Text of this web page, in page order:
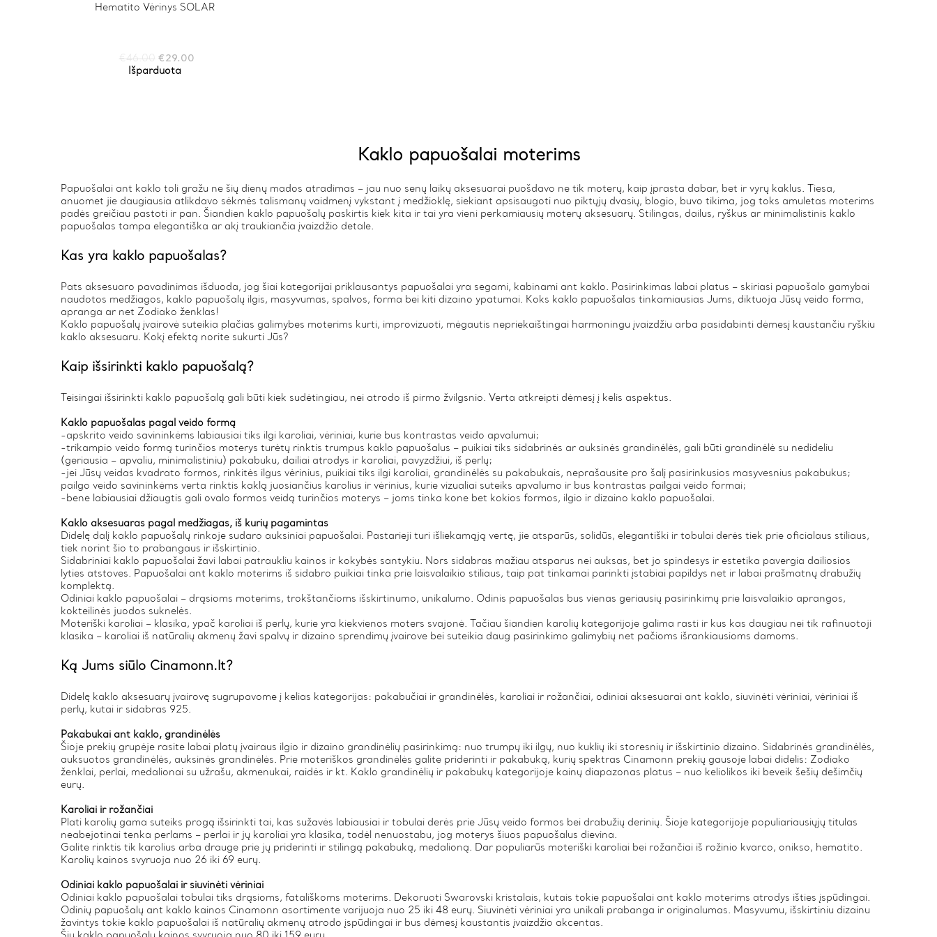
Hematito Vėrinys SOLAR
€46.00 Original
price
€ 29.00Current
Išparduota
Kaklo papuošalai moterims
Papuošalai ant kaklo toli gražu ne šių dienų mados atradimas – jau nuo senų laikų aksesuarai puošdavo ne tik moterų, kaip įprasta dabar, bet ir vyrų kaklus. Tiesa,
anuomet jie daugiausia atlikdavo sėkmės talismanų vaidmenį vykstant į medžioklę, siekiant apsisaugoti nuo piktųjų dvasių, blogio, buvo tikima, jog toks amuletas moterims
padės greičiau pastoti ir pan. Šiandien kaklo papuošalų paskirtis kiek kita ir tai yra vieni perkamiausių moterų aksesuarų. Stilingas, dailus, ryškus ar minimalistinis kaklo
papuošalas tampa elegantiška ar akį traukiančia įvaizdžio detale.
Kas yra kaklo papuošalas?
Pats aksesuaro pavadinimas išduoda, jog šiai kategorijai priklausantys papuošalai yra segami, kabinami ant kaklo. Pasirinkimas labai platus – skiriasi papuošalo gamybai
naudotos medžiagos, kaklo papuošalų ilgis, masyvumas, spalvos, forma bei kiti dizaino ypatumai. Koks kaklo papuošalas tinkamiausias Jums, diktuoja Jūsų veido forma,
apranga ar net Zodiako ženklas!
Kaklo papuošalų įvairovė suteikia plačias galimybes moterims kurti, improvizuoti, mėgautis nepriekaištingai harmoningu įvaizdžiu arba pasidabinti dėmesį kaustančiu ryškiu
kaklo aksesuaru. Kokį efektą norite sukurti Jūs?
Kaip išsirinkti kaklo papuošalą?
Teisingai išsirinkti kaklo papuošalą gali būti kiek sudėtingiau, nei atrodo iš pirmo žvilgsnio. Verta atkreipti dėmesį į kelis aspektus.
Kaklo papuošalas pagal veido formą
-apskrito veido savininkėms labiausiai tiks ilgi karoliai, vėriniai, kurie bus kontrastas veido apvalumui;
-trikampio veido formą turinčios moterys turėtų rinktis trumpus kaklo papuošalus – puikiai tiks sidabrinės ar auksinės grandinėlės, gali būti grandinėlė su nedideliu
(geriausia – apvaliu, minimalistiniu) pakabuku, dailiai atrodys ir karoliai, pavyzdžiui, iš perlų;
-jei Jūsų veidas kvadrato formos, rinkitės ilgus vėrinius, puikiai tiks ilgi karoliai, grandinėlės su pakabukais, neprašausite pro šalį pasirinkusios masyvesnius pakabukus;
pailgo veido savininkėms verta rinktis kaklą juosiančius karolius ir vėrinius, kurie vizualiai suteiks apvalumo ir bus kontrastas pailgai veido formai;
-bene labiausiai džiaugtis gali ovalo formos veidą turinčios moterys – joms tinka kone bet kokios formos, ilgio ir dizaino kaklo papuošalai.
Kaklo aksesuaras pagal medžiagas, iš kurių pagamintas
Didelę dalį kaklo papuošalų rinkoje sudaro auksiniai papuošalai. Pastarieji turi išliekamąją vertę, jie atsparūs, solidūs, elegantiški ir tobulai derės tiek prie oficialaus stiliaus,
tiek norint šio to prabangaus ir išskirtinio.
Sidabriniai kaklo papuošalai žavi labai patraukliu kainos ir kokybės santykiu. Nors sidabras mažiau atsparus nei auksas, bet jo spindesys ir estetika pavergia dailiosios
lyties atstoves. Papuošalai ant kaklo moterims iš sidabro puikiai tinka prie laisvalaikio stiliaus, taip pat tinkamai parinkti įstabiai papildys net ir labai prašmatnų drabužių
komplektą.
Odiniai kaklo papuošalai – drąsioms moterims, trokštančioms išskirtinumo, unikalumo. Odinis papuošalas bus vienas geriausių pasirinkimų prie laisvalaikio aprangos,
kokteilinės juodos suknelės.
Moteriški karoliai – klasika, ypač karoliai iš perlų, kurie yra kiekvienos moters svajonė. Tačiau šiandien karolių kategorijoje galima rasti ir kus kas daugiau nei tik rafinuotoji
klasika – karoliai iš natūralių akmenų žavi spalvų ir dizaino sprendimų įvairove bei suteikia daug pasirinkimo galimybių net pačioms išrankiausioms damoms.
Ką Jums siūlo Cinamonn.lt?
Didelę kaklo aksesuarų įvairovę sugrupavome į kelias kategorijas: pakabučiai ir grandinėlės, karoliai ir rožančiai, odiniai aksesuarai ant kaklo, siuvinėti vėriniai, vėriniai iš
perlų, kutai ir sidabras 925.
Pakabukai ant kaklo, grandinėlės
Šioje prekių grupėje rasite labai platų įvairaus ilgio ir dizaino grandinėlių pasirinkimą: nuo trumpų iki ilgų, nuo kuklių iki storesnių ir išskirtinio dizaino. Sidabrinės grandinėlės,
auksuotos grandinėlės, auksinės grandinėlės. Prie moteriškos grandinėlės galite priderinti ir pakabuką, kurių spektras Cinamonn prekių gausoje labai didelis: Zodiako
ženklai, perlai, medalionai su užrašu, akmenukai, raidės ir kt. Kaklo grandinėlių ir pakabukų kategorijoje kainų diapazonas platus – nuo keliolikos iki beveik šešių dešimčių
eurų.
Karoliai ir rožančiai
Plati karolių gama suteiks progą išsirinkti tai, kas sužavės labiausiai ir tobulai derės prie Jūsų veido formos bei drabužių derinių. Šioje kategorijoje populiariausiųjų titulas
neabejotinai tenka perlams – perlai ir jų karoliai yra klasika, todėl nenuostabu, jog moterys šiuos papuošalus dievina.
Galite rinktis tik karolius arba drauge prie jų priderinti ir stilingą pakabuką, medalioną. Dar populiarūs moteriški karoliai bei rožančiai iš rožinio kvarco, onikso, hematito.
Karolių kainos svyruoja nuo 26 iki 69 eurų.
Odiniai kaklo papuošalai ir siuvinėti vėriniai
Odiniai kaklo papuošalai tobulai tiks drąsioms, fatališkoms moterims. Dekoruoti Swarovski kristalais, kutais tokie papuošalai ant kaklo moterims atrodys išties įspūdingai.
Odinių papuošalų ant kaklo kainos Cinamonn asortimente varijuoja nuo 25 iki 48 eurų. Siuvinėti vėriniai yra unikali prabanga ir originalumas. Masyvumu, išskirtiniu dizainu
žavintys tokie kaklo papuošalai iš natūralių akmenų atrodo įspūdingai ir bus dėmesį kaustantis įvaizdžio akcentas.